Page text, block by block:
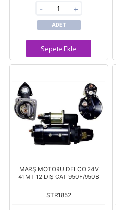
- +
ADET
Sepete Ekle
MARŞ MOTORU DELCO 24V
41MT 12 DİŞ CAT 950F/950B
STR1852